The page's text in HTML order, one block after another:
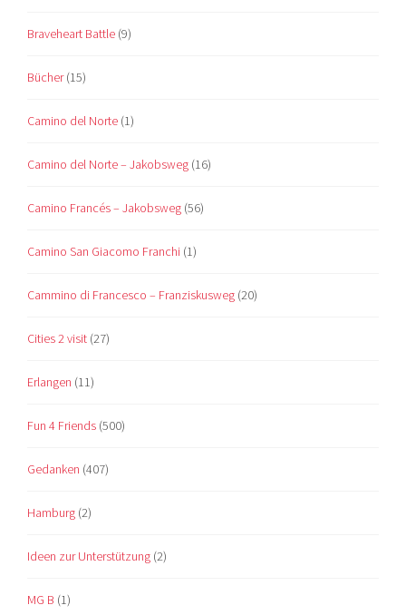
Braveheart Battle (9)
Bücher(15)
Camino del Norte (1)
Camino del Norte – Jakobsweg (16)
Camino Francés – Jakobsweg (56)
Camino San Giacomo Franchi (1)
Cammino di Francesco – Franziskusweg (20)
Cities 2 visit (27)
Erlangen (11)
Fun 4 Friends (500)
Gedanken (407)
Hamburg (2)
Ideen zur Unterstützung (2)
MG B (1)